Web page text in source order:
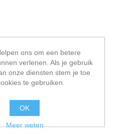
ons om een betere
verlenen. Als je gebruik
onze diensten stem je toe
te gebruiken.
OK
Meer weten